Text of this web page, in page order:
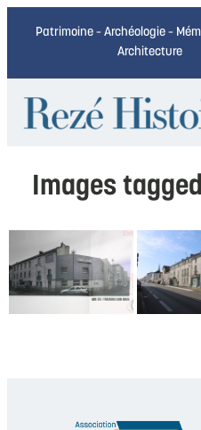
Patrimoine – Archéologie –
Architecture
Images